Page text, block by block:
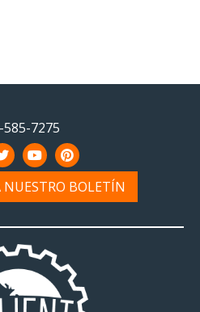
585-7275
NUESTRO BOLETÍN